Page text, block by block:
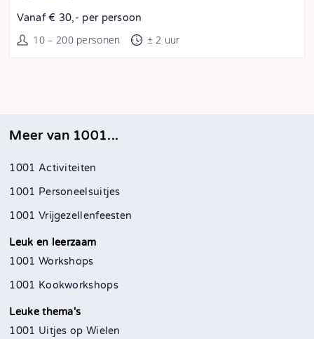
Vanaf € 30,- per persoon
10 – 200 personen ± 2 uur
Meer van 1001...
1001 Activiteiten
1001 Personeelsuitjes
1001 Vrijgezellenfeesten
Leuk en leerzaam
1001 Workshops
1001 Kookworkshops
Leuke thema's
1001 Uitjes op Wielen